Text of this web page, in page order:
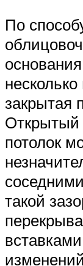
По
закрытая
потолок
такой